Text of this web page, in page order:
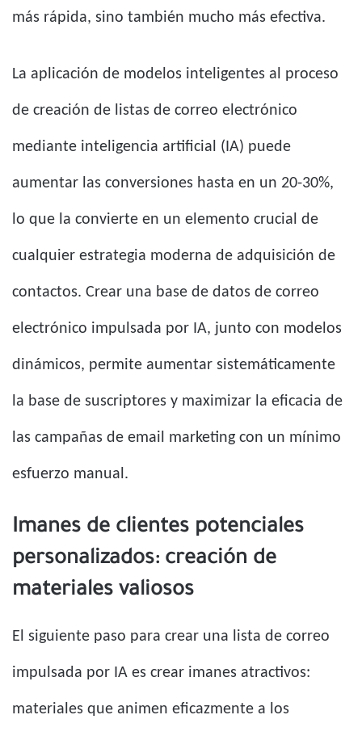
más rápida, sino también mucho más efectiva.
La aplicación de modelos inteligentes al proceso
de creación de listas de correo electrónico
mediante inteligencia artificial (IA) puede
aumentar las conversiones hasta en un 20-30%,
lo que la convierte en un elemento crucial de
cualquier estrategia moderna de adquisición de
contactos. Crear una base de datos de correo
electrónico impulsada por IA, junto con modelos
dinámicos, permite aumentar sistemáticamente
la base de suscriptores y maximizar la eficacia de
las campañas de email marketing con un mínimo
esfuerzo manual.
Imanes de clientes potenciales
personalizados: creación de
materiales valiosos
El siguiente paso para crear una lista de correo
impulsada por IA es crear imanes atractivos:
materiales que animen eficazmente a los